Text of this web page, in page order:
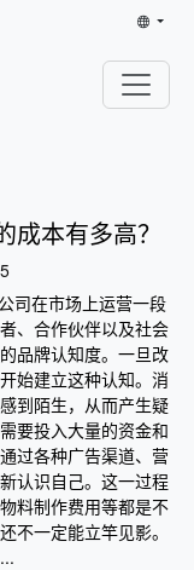
成本有多高？
司在市场上运营一段
、合作伙伴以及社会
品牌认知度。一旦改
始建立这种认知。消
到陌生，从而产生疑
要投入大量的资金和
过各种广告渠道、营
认识自己。这一过程
料制作费用等都是不
不一定能立竿见影。